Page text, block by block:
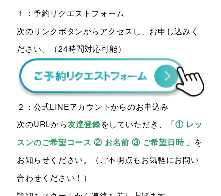
１：予約リクエストフォーム
次のリンクボタンからアクセスし、お申し込みく
ださい。（24時間対応可能）
２：公式LINEアカウントからのお申込み
次のURLから友達登録をしていただき 、
「① レッ
スンのご希望コース ② お名前 ③ ご希望日時 」 を
お知らせください。（ご不明点もお気軽にお問い
合わせください！）